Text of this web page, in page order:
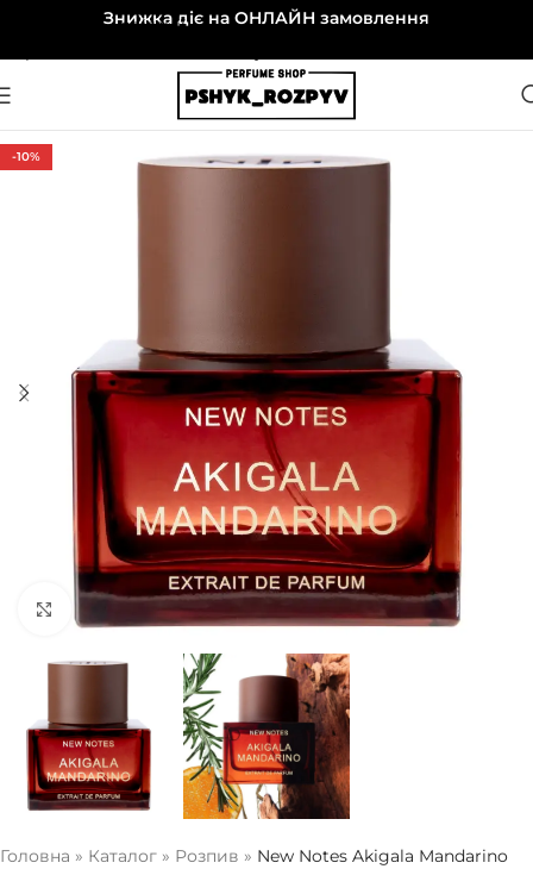
Перейти до навігаціїЗнижка діє на ОНЛАЙН замовлення
-10%
Натисніть, щоб збільшити
Головна » Каталог » Розпив » New Notes Akigala Mandarino